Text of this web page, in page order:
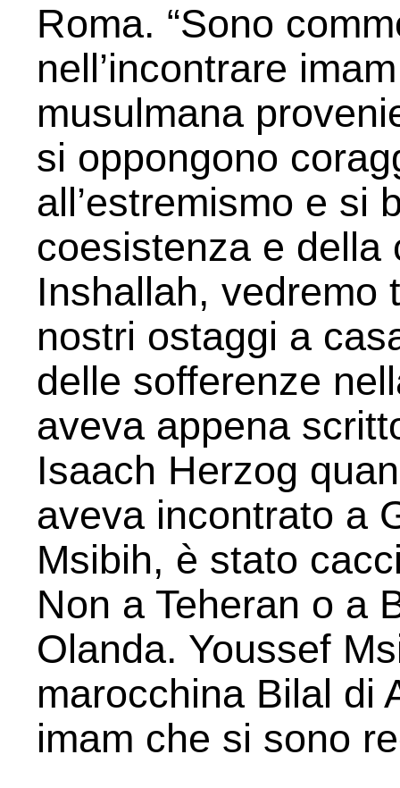
Roma. “Sono
nell’incontrare
musulmana
si oppongono
all’estremismo e si
coesistenza e della
Inshallah, vedremo
nostri ostaggi a
delle sofferenze
aveva appena
Isaach Herzog
aveva incontrato a
Msibih, è stato
Non a Teheran o a
Olanda. Youssef
marocchina Bilal di
imam che si sono